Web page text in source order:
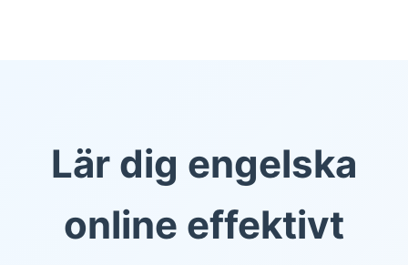
Lär dig engelska
online effektivt